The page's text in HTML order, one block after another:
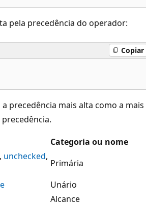
pela precedência do operador:
Copiar
precedência mais alta como a mais
Categoria ou nome
unchecked,
Primária
Unário
Alcance